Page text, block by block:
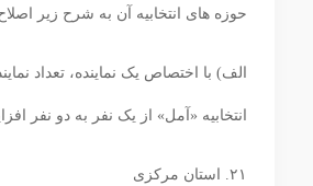
حوزه‏ های انتخابیه آن به شرح زیر
الف) با اختصاص یک نماینده، تعداد
انتخابیه «آمل» از یک نفر به دو نفر
۲۱. استان مرکزی